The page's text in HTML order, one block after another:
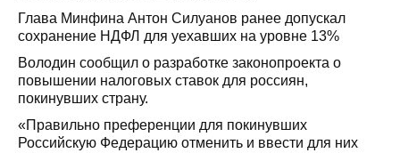
Глава Минфина Антон Силуанов ранее допускал
сохранение НДФЛ для уехавших на уровне 13%
Володин сообщил о разработке законопроекта о
повышении налоговых ставок для россиян,
покинувших страну.
«Правильно преференции для покинувших
Российскую Федерацию отменить и ввести для них